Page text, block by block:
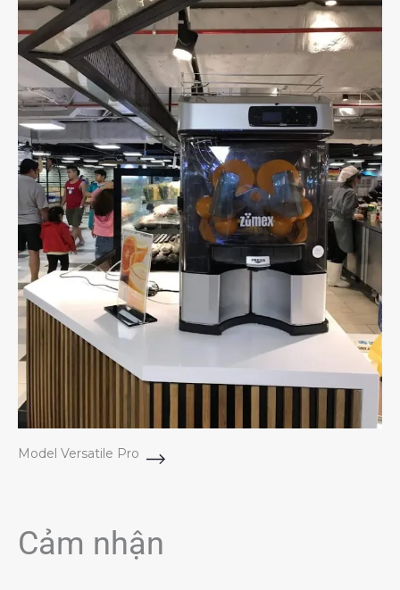
Model Versatile Pro
Cảm nhận